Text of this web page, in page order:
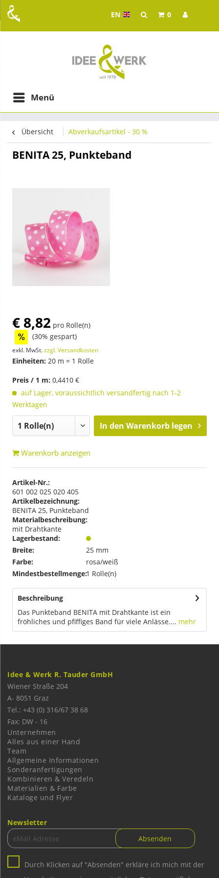
EN Idee & Werk - your
0
Menü
Übersicht Abverkaufsartikel - 30 %
in Graz
BENITA 25, Punkteband
€ 8,82 pro Rolle(n)
(30% gespart)
exkl. MwSt.zzgl. Versandkosten
Einheiten: 20 m = 1 Rolle
Preis / 1 m: 0,4410 €
auf Lager, voraussichtlich versandfertig nach 1-2
Werktagen
In den Warenkorb legen
Warenkorb anzeigen
Artikel-Nr.:
601 002 025 020 405
Artikelbezeichnung:
BENITA 25, Punkteband
Materialbeschreibung:
mit Drahtkante
Lagerbestand:
Breite:
25 mm
Farbe:
rosa/weiß
Mindestbestellmenge:1 Rolle(n)
Beschreibung
Das Punkteband BENITA mit Drahtkante ist ein
fröhliches und pfiffiges Band für viele Anlässe.... mehr
Idee & Werk R. Tauder GmbH
Wiener Straße 204
A- 8051 Graz
Tel.: +43 (0) 316/67 38 68
Fax: DW - 16
Unternehmen
Alles aus einer Hand
Team
Allgemeine Informationen
Sonderanfertigungen
Kombinieren & Veredeln
Materialien & Farbe
Kataloge und Flyer
Newsletter
Durch Klicken auf "Absenden" erkläre ich mich mit der